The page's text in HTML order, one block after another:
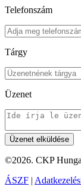
Telefonszám
Tárgy
Üzenet
©2026. CKP
ÁSZF |